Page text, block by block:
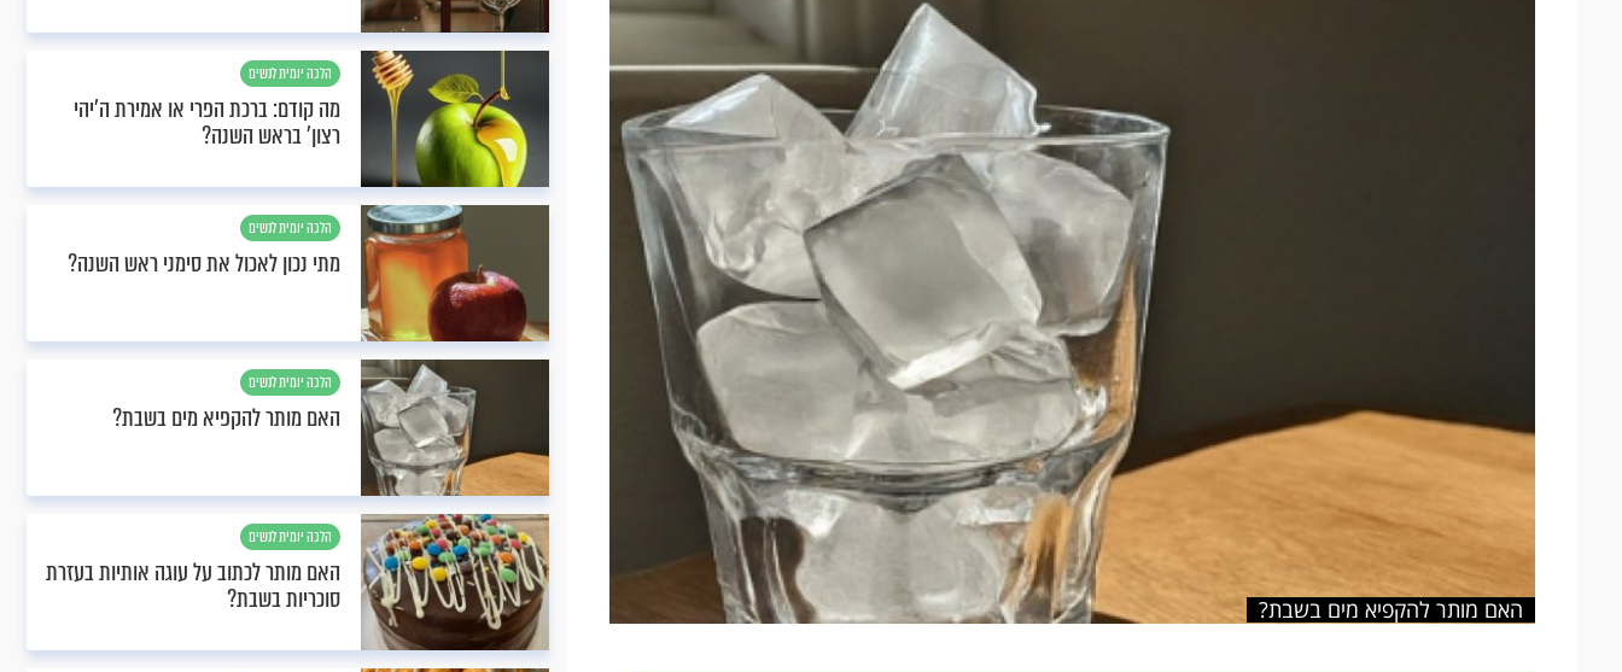
האם מותר להקפיא מים בשבת?
הלכה יומית לנשים
מה קודם: ברכת הפרי או אמירת ה'יהי
רצון' בראש השנה?
הלכה יומית לנשים
מתי נכון לאכול את סימני ראש השנה?
הלכה יומית לנשים
האם מותר להקפיא מים בשבת?
הלכה יומית לנשים
האם מותר לכתוב על עוגה אותיות בעזרת
סוכריות בשבת?